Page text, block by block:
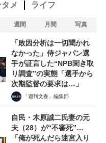
す...
メ
ライフ
週間 月間 写真
「敗因分析は一切聞かれ
なかった」侍ジャパン選
手が証言した“NPB聞き取
り調査”の実態「選手から
次期監督の要求は…」
「週刊文春」編集部
自民・木原誠二氏妻の元
夫（28）が“不審死”…
「俺が死んだら迷宮入り